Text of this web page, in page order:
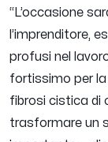
“ L’occasione
l’imprenditore,
profusi nel
fortissimo per la
fibrosi cistica di
trasformare un